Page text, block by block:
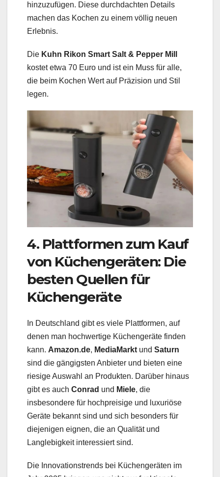
hinzuzufügen. Diese durchdachten Details
machen das Kochen zu einem völlig neuen
Erlebnis.
Die Kuhn Rikon Smart Salt & Pepper Mill
kostet etwa 70 Euro und ist ein Muss für alle,
die beim Kochen Wert auf Präzision und Stil
legen.
4. Plattformen zum Kauf
von Küchengeräten: Die
besten Quellen für
Küchengeräte
In Deutschland gibt es viele Plattformen, auf
denen man hochwertige Küchengeräte finden
kann. Amazon.de, MediaMarkt und Saturn
sind die gängigsten Anbieter und bieten eine
riesige Auswahl an Produkten. Darüber hinaus
gibt es auch Conrad und Miele, die
insbesondere für hochpreisige und luxuriöse
Geräte bekannt sind und sich besonders für
diejenigen eignen, die an Qualität und
Langlebigkeit interessiert sind.
Die Innovationstrends bei Küchengeräten im